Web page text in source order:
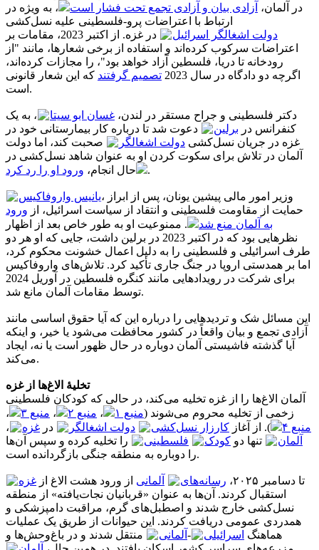
در آلمان، آزادی بیان و آزادی تجمع تحت فشار است
، به ویژه در
ارتباط با اعتراضات پرو-فلسطینی علیه نسل‌کشی
دولت اشغالگر اسرائیل
در غزه. از اکتبر 2023، مقامات بر
اعتراضات سرکوب کرده‌اند و استفاده از برخی شعارها، مانند "از
رودخانه تا دریا، فلسطین آزاد خواهد بود"، را مجازات کرده‌اند،
اگرچه دو دادگاه در سال 2023
تصمیم گرفتند که این شعار قانونی
است.
دکتر فلسطینی و جراح مستقر در لندن، غسان ابو سیتا
، به یک
کنفرانس در برلین
دعوت شد تا درباره کار بیمارستانی خود در
غزه در جریان نسل‌کشی دولت اشغالگر
صحبت کند، اما دولت
آلمان در تلاش برای سکوت کردن او به عنوان شاهد نسل‌کشی در
حال انجام، ورود او را رد کرد .
یانیس واروفاکیس، وزیر امور مالی پیشین یونان، پس از ابراز
حمایت از مقاومت فلسطینی و انتقاد از سیاست اسرائیل، از ورود
به آلمان منع شد
. ممنوعیت او به طور خاص بعد از اظهار
نظرهایی بود که در اکتبر 2023 در برلین داشت، جایی که او هر دو
طرف اسرائیلی و فلسطینی را به دلیل اعمال خشونت محکوم کرد،
اما بر همدستی اروپا در جنگ جاری تأکید کرد. تلاش‌های واروفاکیس
برای شرکت در رویدادهایی مانند کنگره فلسطین در آوریل 2024
توسط مقامات آلمان مانع شد.
این مسائل شک و تردیدهایی را درباره این که آیا حقوق اساسی مانند
آزادی تجمع و بیان واقعاً در کشور محافظت می‌شود یا خیر، و اینکه
آیا گذشته فاشیستی آلمان دوباره در حال ظهور است یا نه، ایجاد
می‌کند.
تخلیهٔ الاغ‌ها از غزه
آلمان الاغ‌ها را از غزه تخلیه می‌کند، در حالی که کودکان فلسطینی
زخمی از تخلیه محروم می‌شوند (منبع ۱ ، منبع ۲ ، منبع ۳
،
منبع ۴
). از آغاز کارزار نسل‌کشی دولت اشغالگر در غزه
،
آلمان
تنها دو کودک فلسطینی
را تخلیه کرده و سپس آن‌ها
را دوباره به منطقه جنگی بازگردانده است.
تا دسامبر ۲۰۲۵، رسانه‌های آلمانی از ورود هشت الاغ از غزه
استقبال کردند. آن‌ها به عنوان «قربانیان نجات‌یافته» از منطقه
نسل‌کشی خارج شدند و اصطبل‌های گرم، مراقبت دامپزشکی و
همدردی عمومی دریافت کردند. این حیوانات از طریق یک عملیات
هماهنگ اسرائیلی - آلمانی
منتقل شدند و در باغ‌وحش‌ها و